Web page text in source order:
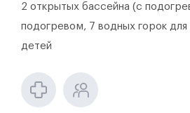
2 открытых бассейна (с
подогревом, 7 водных горок для
детей